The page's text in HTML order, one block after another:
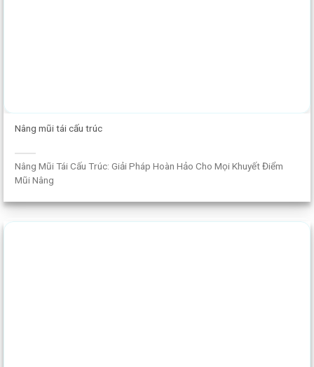
Nâng mũi tái cấu trúc
Nâng Mũi Tái Cấu Trúc: Giải Pháp Hoàn Hảo Cho Mọi Khuyết Điểm
Mũi Nâng